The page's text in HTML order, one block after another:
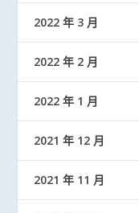
2022 年 3 月
2022 年 2 月
2022 年 1 月
2021 年 12 月
2021 年 11 月